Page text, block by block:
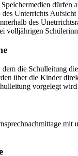
dürfen
Unterrichts
des
volljährigen
dem die Schulleitung
über die Kinder
vorgelegt